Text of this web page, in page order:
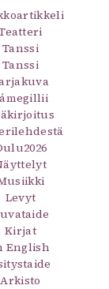
Tanssi
Tanssi
Levyt
Kirjat
English
Arkisto